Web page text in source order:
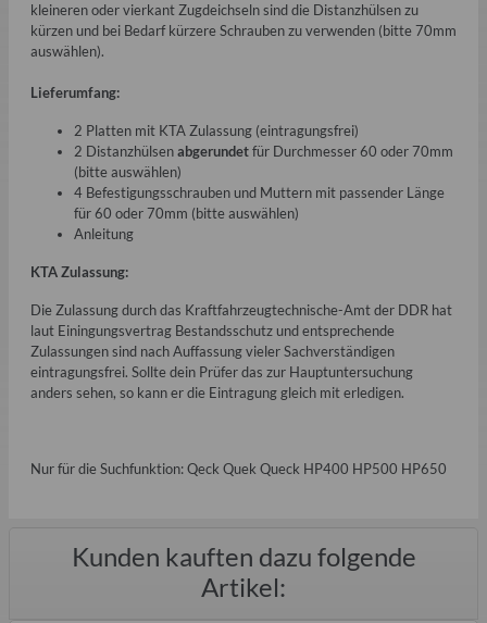
kleineren oder vierkant Zugdeichseln sind die Distanzhülsen zu
kürzen und bei Bedarf kürzere Schrauben zu verwenden (bitte 70mm
auswählen).
Lieferumfang:
2 Platten mit KTA Zulassung (eintragungsfrei)
2 Distanzhülsenabgerundetfür Durchmesser 60 oder 70mm
(bitte auswählen)
4 Befestigungsschrauben und Muttern mit passender Länge
für 60 oder 70mm (bitte auswählen)
Anleitung
KTA Zulassung:
Die Zulassung durch das Kraftfahrzeugtechnische-Amt der DDR hat
laut Einingungsvertrag Bestandsschutz und entsprechende
Zulassungen sind nach Auffassung vieler Sachverständigen
eintragungsfrei. Sollte dein Prüfer das zur Hauptuntersuchung
anders sehen, so kann er die Eintragung gleich mit erledigen.
Nur für die Suchfunktion: Qeck Quek Queck HP400 HP500 HP650
Kunden kauften dazu folgende
Artikel: